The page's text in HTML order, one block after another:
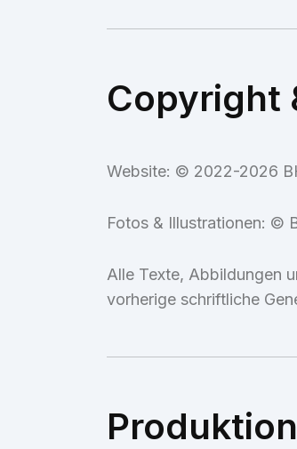
Copyright
Website: © 2022-2026
Fotos & Illustrationen: ©
Alle Texte, Abbildungen
vorherige schriftliche